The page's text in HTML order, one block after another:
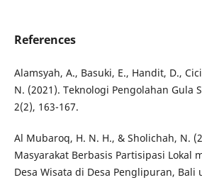
References
Alamsyah, A., Basuki, E., Handit, D.,
N. (2021). Teknologi Pengolahan Gula
2(2), 163-167.
Al Mubaroq, H. N. H., & Sholichah, N.
Masyarakat Berbasis Partisipasi Lokal
Desa Wisata di Desa Penglipuran,